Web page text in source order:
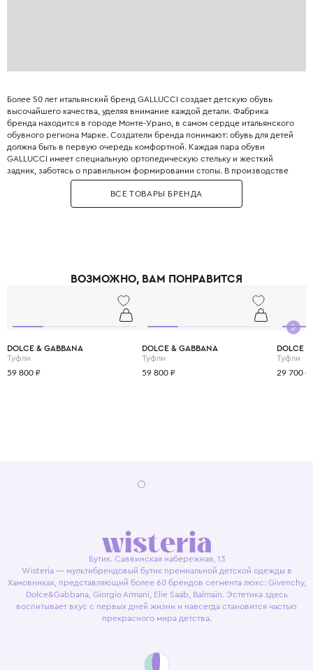
Более 50 лет итальянский бренд GALLUCCI создает детскую обувь
высочайшего качества, уделяя внимание каждой детали. Фабрика
бренда находится в городе Монте-Урано, в самом сердце итальянского
обувного региона Марке. Создатели бренда понимают: обувь для детей
должна быть в первую очередь комфортной. Каждая пара обуви
GALLUCCI имеет специальную ортопедическую стельку и жесткий
задник, заботясь о правильном формировании стопы. В производстве
используется высококачественная овечья и телячья кожа, которая
позволяет ножкам «дышать». Стелька в обуви выполняется из мягкой
кожи ягненка, даря тепло и комфорт. Для обуви GALLUCCI характерна
долговечность. Технология ручной сборки гарантирует каждой паре
стелькой и подошвой точно повторяет анатомию стопы ребенка.
Выбирая GALLUCCI, вы дарите своему ребенку не просто красивую, но
и действительно полезную обувь, сделанную с душой и итальянским
ВСЕ ТОВАРЫ БРЕНДА
ВОЗМОЖНО, ВАМ ПОНРАВИТСЯ
DOLCE & GABBANA
Туфли
59 800 ₽
DOLCE & GABBANA
Туфли
59 800 ₽
DOLCE
Туфли
29 700 ₽
Бутик. Саввинская набережная, 13
Wisteria — мультибрендовый бутик премиальной детской одежды в
Хамовниках, представляющий более 60 брендов сегмента люкс: Givenchy,
Dolce&Gabbana, Giorgio Armani, Elie Saab, Balmain. Эстетика здесь
воспитывает вкус с первых дней жизни и навсегда становится частью
прекрасного мира детства.